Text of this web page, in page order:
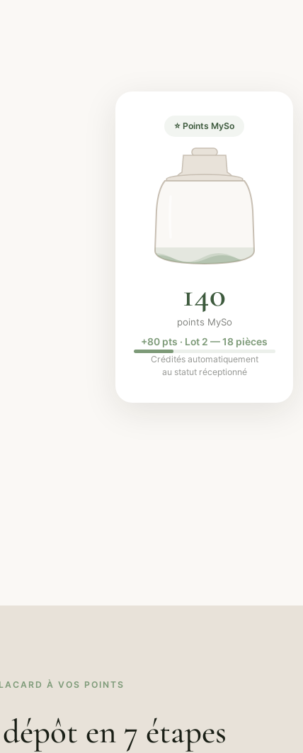
⭐ Points MySo
228
points MySo
+88 pts · Lot 3 — 25 pièces
Crédités automatiquement
au statut réceptionné
À VOS POINTS
en 7 étapes